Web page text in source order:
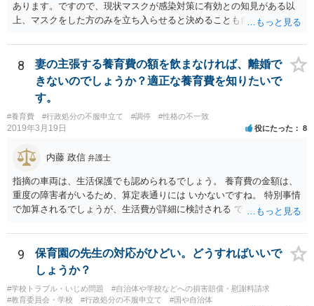
あります。ですので、現状マスクが感染対策に有効との知見がある以
上、マスクをした方のみを立ち入らせると決めることも自由であり、
など公益的な側面のある業種ですと、公衆浴場法など各種業法で定め
られた理由以外での利用拒否は禁止されていますし、公の施設でもマ
スクなしだけでの利用拒否は問題となりえますが、民間のお店に対し
ては慰謝料の請求は認められないと考えられます。
8
妻の主張する養育費の額を飲まなければ、離婚で
きないのでしょうか？適正な養育費を知りたいで
す。
#養育費 #行政処分の不服申立て #調停 #性格の不一致
2019年3月19日 役にたった 8
内藤 政信 弁護士
指摘の車両は、生活保護でも認められるでしょう。 養育費の金額は、
重度の障害者がいるため、算定表通りには いかないですね。 特別事情
で加算されるでしょうが、生活費が詳細に検討される でしょう。 退職
が分与額になるでしょう。 一度家裁に離婚調停の申立てをしないと、
いつまで立っても、 目処がつかないかもしれないですね。
9
保育園の先生の対応がひどい。どうすればいいで
しょうか？
#学校トラブル・いじめ問題
#自治体や学校などへの損害賠償・慰謝料請求
#教育委員会・学校
#行政処分の不服申立て #国や自治体